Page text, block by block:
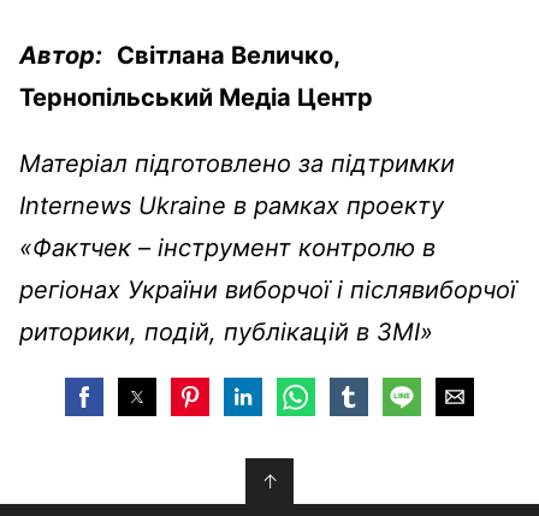
Автор: Світлана Величко,
Тернопільський Медіа Центр
Матеріал підготовлено за підтримки
Internews Ukraine в рамках проекту
«Фактчек – інструмент контролю в
регіонах України виборчої і післявиборчої
риторики, подій, публікацій в ЗМІ»
↑